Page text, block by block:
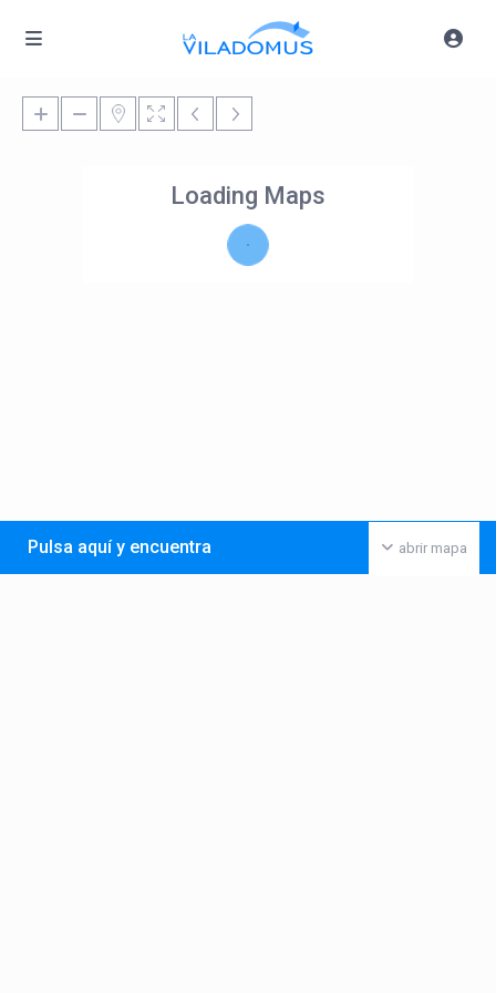
Loading Maps
abrir mapa
Pulsa aquí y encuentra